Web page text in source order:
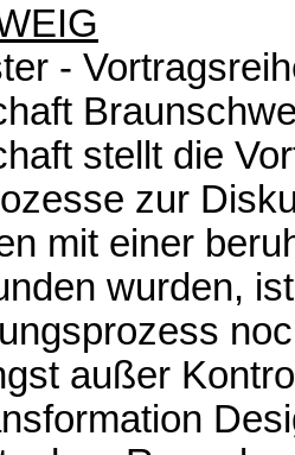
-
stellt die
zur
mit einer
wurden,
außer